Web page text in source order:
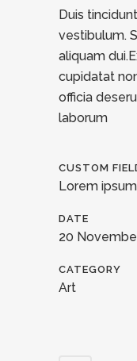
Duis
vestibulum.
aliquam
cupidatat
officia
laborum
CUSTOM
Lorem
DATE
20
CATEGORY
Art